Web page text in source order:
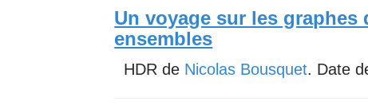
Un voyage sur les
ensembles
HDR de Nicolas Bousquet. Date